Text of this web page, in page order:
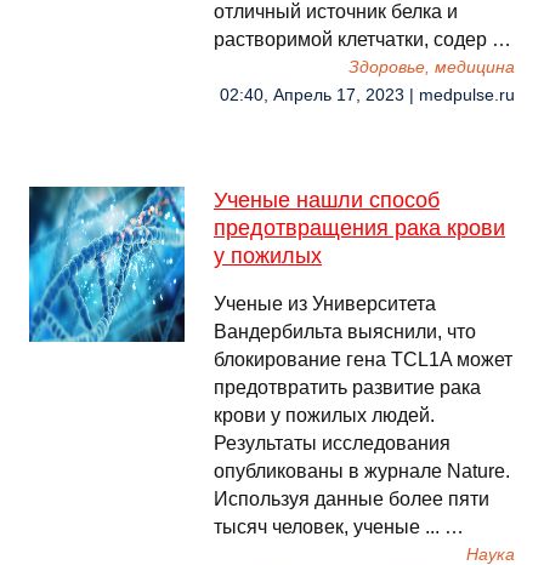
отличный источник белка и
растворимой клетчатки, содер …
Здоровье, медицина
02:40, Апрель 17, 2023 | medpulse.ru
Ученые нашли способ
предотвращения рака крови
у пожилых
Ученые из Университета
Вандербильта выяснили, что
блокирование гена TCL1A может
предотвратить развитие рака
крови у пожилых людей.
Результаты исследования
опубликованы в журнале Nature.
Используя данные более пяти
тысяч человек, ученые ... …
Наука